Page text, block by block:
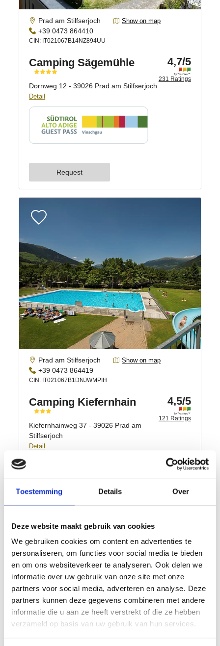
Toestemming Details Over
Deze website maakt gebruik van cookies
We gebruiken cookies om content en advertenties te
personaliseren, om functies voor social media te bieden
en om ons websiteverkeer te analyseren. Ook delen we
informatie over uw gebruik van onze site met onze
partners voor social media, adverteren en analyse. Deze
partners kunnen deze gegevens combineren met andere
informatie die u aan ze heeft verstrekt of die ze hebben
verzameld op basis van uw gebruik van hun services.